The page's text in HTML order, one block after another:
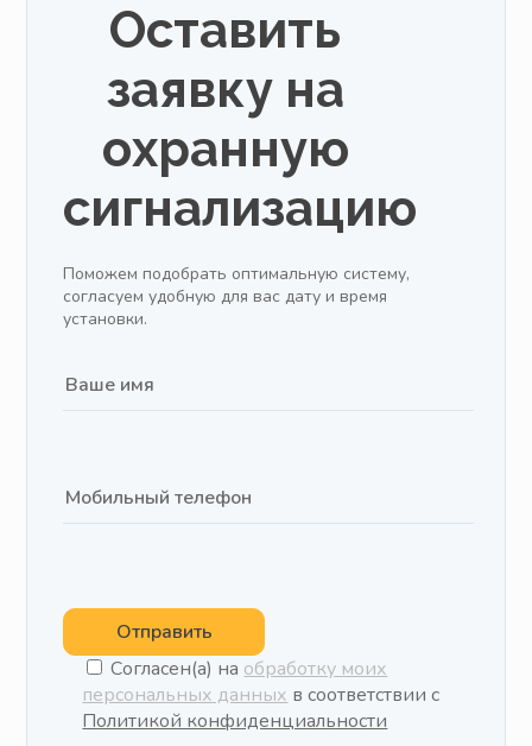
Оставить
заявку на
охранную
сигнализацию
Поможем подобрать оптимальную систему,
согласуем удобную для вас дату и время
установки.
Отправить
Согласен(а) на обработку моих
персональных данных в соответствии с
Политикой конфиденциальности